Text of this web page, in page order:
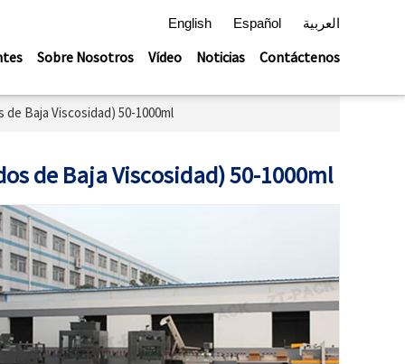
English Español العربية
Sobre Nosotros Vídeo Noticias Contáctenos
Baja Viscosidad) 50-1000ml
de Baja Viscosidad) 50-1000ml